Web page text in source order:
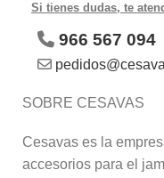
Si tienes dudas, te
966 567 094
SOBRE CESAVAS
Cesavas es la
accesorios para el